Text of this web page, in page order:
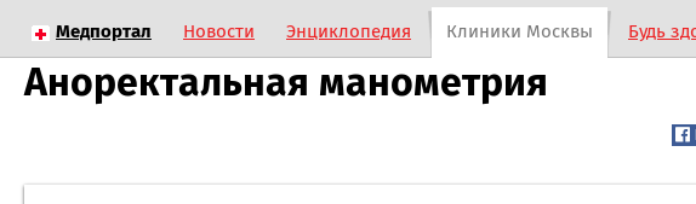
Медпортал Новости Энциклопедия Клиники Москвы Будь
Аноректальная манометрия